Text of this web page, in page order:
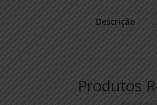
Descrição
Produtos